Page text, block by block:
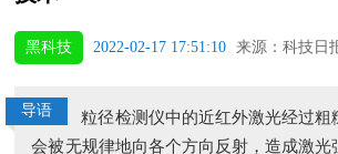
黑科技 2022-02-17 17:51:10 来源：科技日
导语
粒径检测仪中的近红外激光经过粗
会被无规律地向各个方向反射，造成激光